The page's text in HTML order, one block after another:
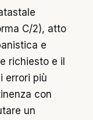
C/2), atto
e
richiesto e il
errori più
con
un